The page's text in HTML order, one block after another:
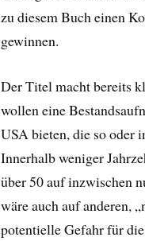
zu diesem Buch einen
gewinnen.
Der Titel macht bereits
wollen eine
USA bieten, die so oder
Innerhalb weniger
über 50 auf inzwischen
wäre auch auf anderen,
potentielle Gefahr für